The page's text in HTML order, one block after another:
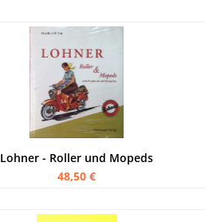
Lohner - Roller und Mopeds
48,50 €